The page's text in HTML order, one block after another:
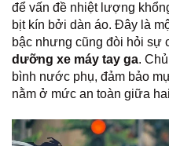
để vấn đề nhiệt lượng
bịt kín bởi dàn áo. Đây là
bậc nhưng cũng đòi hỏi sự
dưỡng xe máy tay ga.
bình nước phụ, đảm bảo
nằm ở mức an toàn giữa